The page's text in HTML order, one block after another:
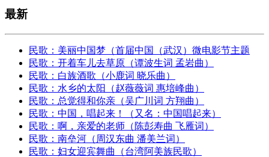
最新
民歌：美丽中国梦（首届中国（武汉）微电影节主题
民歌：开着车儿去草原（谭波生词 孟岩曲）
民歌：白族酒歌（小鹿词 晓乐曲）
民歌：水乡的太阳（赵薇薇词 惠培峰曲）
民歌：总觉得和你亲（吴广川词 方翔曲）
民歌：中国，唱起来！（又名：中国唱起来）
民歌：啊，亲爱的老师（陈彭寿曲 飞雁词）
民歌：南垒河（周汉东曲 潘美兰词）
民歌：妇女迎宾舞曲（台湾阿美族民歌）